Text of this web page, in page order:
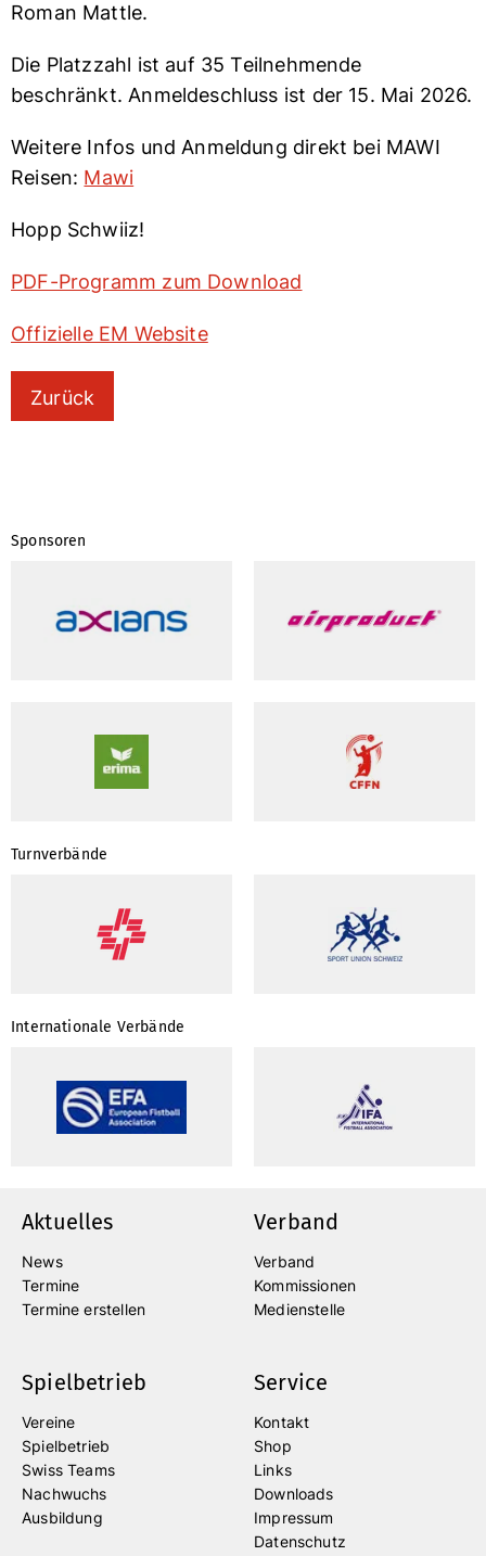
Roman Mattle.
Die Platzzahl ist auf 35 Teilnehmende
beschränkt. Anmeldeschluss ist der 15. Mai 2026.
Weitere Infos und Anmeldung direkt bei MAWI
Reisen: Mawi
Hopp Schwiiz!
PDF-Programm zum Download
Offizielle EM Website
Zurück
Sponsoren
Turnverbände
Internationale Verbände
Aktuelles
News
Termine
Termine erstellen
Verband
Verband
Kommissionen
Medienstelle
Spielbetrieb
Vereine
Spielbetrieb
Swiss Teams
Nachwuchs
Ausbildung
Service
Kontakt
Shop
Links
Downloads
Impressum
Datenschutz